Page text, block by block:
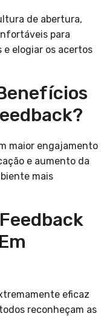
de abertura,
para
elogiar os acertos
maior engajamento
e aumento da
mais
eficaz
reconheçam as